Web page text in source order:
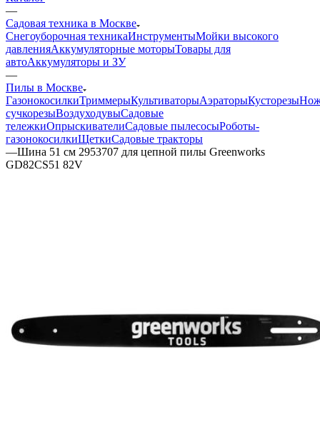
—
Садовая техника в Москве
Снегоуборочная техникаИнструментыМойки высокого
давленияАккумуляторные моторыТовары для
автоАккумуляторы и ЗУ
—
Пилы в Москве
ГазонокосилкиТриммерыКультиваторыАэраторыКусторезы
сучкорезыВоздуходувыСадовые
тележкиОпрыскивателиСадовые пылесосыРоботы-
газонокосилкиЩеткиСадовые тракторы
—Шина 51 см 2953707 для цепной пилы Greenworks
GD82CS51 82V